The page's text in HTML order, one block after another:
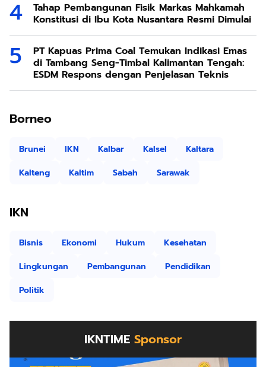
Tahap Pembangunan Fisik Markas Mahkamah
Konstitusi di Ibu Kota Nusantara Resmi Dimulai
PT Kapuas Prima Coal Temukan Indikasi Emas
di Tambang Seng-Timbal Kalimantan Tengah:
ESDM Respons dengan Penjelasan Teknis
Borneo
Brunei IKN Kalbar Kalsel
Kaltara
Kalteng
Kaltim Sabah Sarawak
IKN
Bisnis Ekonomi Hukum
Kesehatan
Lingkungan
Pembangunan
Pendidikan
Politik
IKNTIME Sponsor